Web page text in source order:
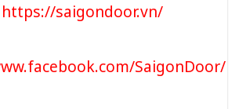
https://saigondoor.vn/
SaigonDoor/